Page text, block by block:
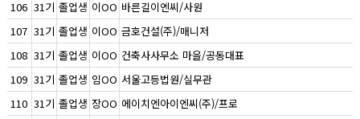
106 31기 졸업생 이OO 바른길이엔씨/사원
107 31기 졸업생 이OO 금호건설(주)/매니저
108 31기 졸업생 이OO 건축사사무소 마을/공동대표
109 31기 졸업생 임OO 서울고등법원/실무관
110 31기 졸업생 장OO 에이치엔아이엔씨(주)/프로